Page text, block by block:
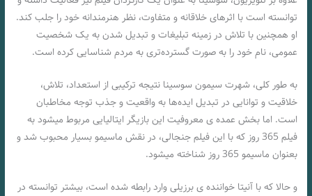
توانسته است با اثرهای خلاقانه و متفاوت، نظر هنرمندانه خود را جلب کند.
او همچنین با تلاش در زمینه تبلیغات و تبدیل شدن به یک شخصیت
عمومی، نام خود را به صورت گسترده‌تری به مردم شناسایی کرده است.
به طور کلی، شهرت سیمون سوسینا نتیجه ترکیبی از استعداد، تلاش،
خلاقیت و توانایی در تبدیل ایده‌ها به واقعیت و جذب توجه مخاطبان
است. اما بخش عمده ی معروفیت این بازیگر ایتالیایی مربوط میشود به
فیلم 365 روز که با این فیلم جنجالی، در نقش ماسیمو بسیار محبوب شد و
بعنوان ماسیمو 365 روز شناخته میشود.
و حالا که با آنیتا خواننده ی برزیلی وارد رابطه شده است، بیشتر توانسته در